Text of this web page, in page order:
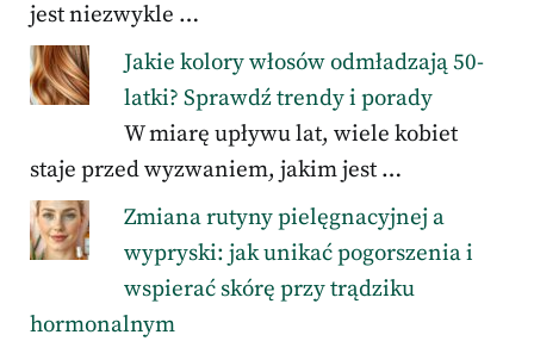
jest niezwykle …
Jakie kolory włosów odmładzają 50-
latki? Sprawdź trendy i porady
W miarę upływu lat, wiele kobiet
staje przed wyzwaniem, jakim jest …
Zmiana rutyny pielęgnacyjnej a
wypryski: jak unikać pogorszenia i
wspierać skórę przy trądziku
hormonalnym